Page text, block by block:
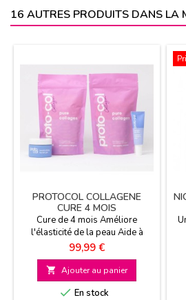
16 AUTRES PRODUITS DANS LA
PROTOCOL COLLAGENE
CURE 4 MOIS
Cure de 4 mois Améliore
l'élasticité de la peau Aide à
diminuer l'apparence des rides 1
gel hydratant visage et 1
combleur pour les yeux inclus
Collagène d'origine bovine
Prix
99,99 €
 Ajouter au panier
 En stock